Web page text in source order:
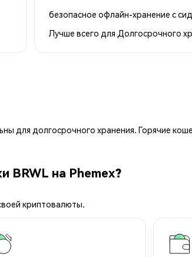
безопасное офлайн-хранение с
Лучше всего для Долгосрочного
для долгосрочного хранения. Горячие
BRWL на Phemex?
криптовалюты.